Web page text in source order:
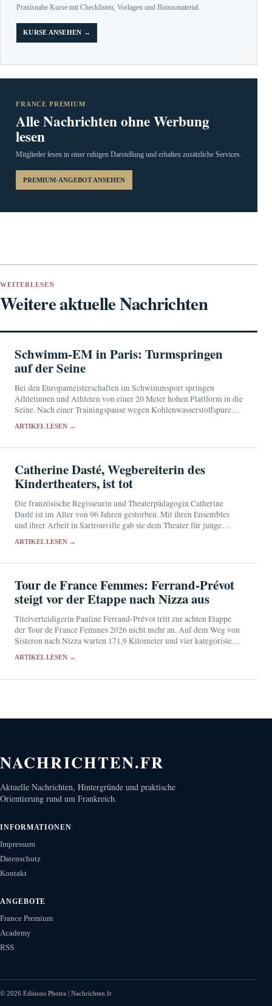
Praxisnahe Kurse mit Checklisten, Vorlagen und Bonusmaterial.
KURSE ANSEHEN →
FRANCE PREMIUM
Alle Nachrichten ohne Werbung
lesen
Mitglieder lesen in einer ruhigen Darstellung und erhalten zusätzliche Services.
PREMIUM-ANGEBOT ANSEHEN
WEITERLESEN
Weitere aktuelle Nachrichten
Schwimm-EM in Paris: Turmspringen
auf der Seine
Bei den Europameisterschaften im Schwimmsport springen
Athletinnen und Athleten von einer 20 Meter hohen Plattform in die
Seine. Nach einer Trainingspause wegen Kohlenwasserstoffspuren
ARTIKEL LESEN →
Catherine Dasté, Wegbereiterin des
Kindertheaters, ist tot
Die französische Regisseurin und Theaterpädagogin Catherine
Dasté ist im Alter von 96 Jahren gestorben. Mit ihren Ensembles
und ihrer Arbeit in Sartrouville gab sie dem Theater für junge
ARTIKEL LESEN →
Tour de France Femmes: Ferrand-Prévot
steigt vor der Etappe nach Nizza aus
Titelverteidigerin Pauline Ferrand-Prévot tritt zur achten Etappe
der Tour de France Femmes 2026 nicht mehr an. Auf dem Weg von
Sisteron nach Nizza warten 171,9 Kilometer und vier kategorisierte
ARTIKEL LESEN →
NACHRICHTEN.FR
Aktuelle Nachrichten, Hintergründe und praktische
Orientierung rund um Frankreich.
INFORMATIONEN
Impressum
Datenschutz
Kontakt
ANGEBOTE
France Premium
Academy
RSS
© 2026 Editions Photra | Nachrichten.fr